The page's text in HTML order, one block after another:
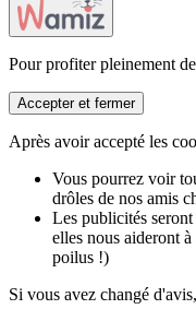
Pour profiter pleinement
Accepter et fermer
Après avoir accepté les
Vous pourrez voir
drôles de nos amis
Les publicités seront
elles nous aideront
poilus !)
Si vous avez changé